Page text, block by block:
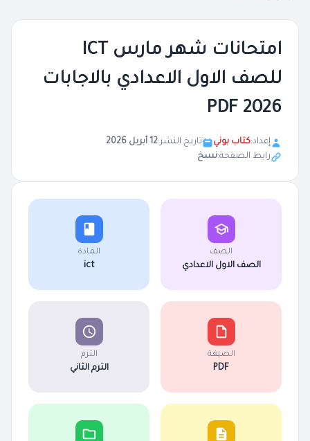
امتحانات شهر مارس ICT
للصف الاول الاعدادي بالاجابات
PDF 2026
إعداد:كتاب بوني تاريخ النشر:12 أبريل 2026
رابط الصفحة:نسخ
الصف
الصف الاول الاعدادي
المادة
ict
الصيغة
PDF
الترم
الترم الثاني